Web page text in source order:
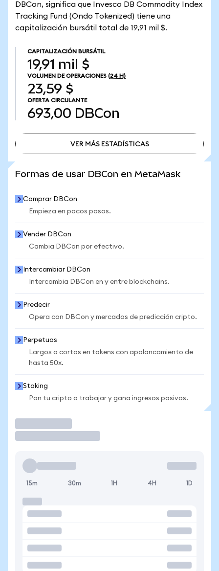
DBCon, significa que Invesco DB Commodity Index
Tracking Fund (Ondo Tokenized) tiene una
capitalización bursátil total de 19,91 mil $.
CAPITALIZACIÓN BURSÁTIL
19,91 mil $
VOLUMEN DE OPERACIONES (24 H)
23,59 $
OFERTA CIRCULANTE
693,00 DBCon
VER MÁS ESTADÍSTICAS
Formas de usar DBCon en MetaMask
Comprar DBCon
Empieza en pocos pasos.
Vender DBCon
Cambia DBCon por efectivo.
Intercambiar DBCon
Intercambia DBCon en y entre blockchains.
Predecir
Opera con DBCon y mercados de predicción cripto.
Perpetuos
Largos o cortos en tokens con apalancamiento de
hasta 50x.
Staking
Pon tu cripto a trabajar y gana ingresos pasivos.
15m 30m 1H 4H 1D